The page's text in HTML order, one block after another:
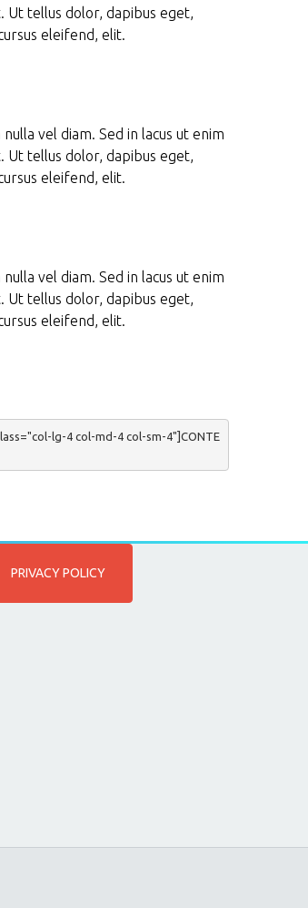
Ut tellus dolor, dapibus eget,
eleifend, elit.
nulla vel diam. Sed in lacus ut enim
Ut tellus dolor, dapibus eget,
eleifend, elit.
nulla vel diam. Sed in lacus ut enim
Ut tellus dolor, dapibus eget,
eleifend, elit.
lg-4 col-md-4 col-sm-4"]CONTE
PRIVACY POLICY